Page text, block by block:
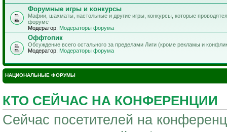
Форумные игры и конкурсы
Мафии, шахматы, настольные и другие игры, конкурсы, которые
форуме
Модератор: Модераторы форума
Оффтопик
Обсуждение всего остального за пределами Лиги (кроме рекламы и
Модератор: Модераторы форума
НАЦИОНАЛЬНЫЕ ФОРУМЫ
КТО СЕЙЧАС НА КОНФЕРЕНЦИИ
Сейчас посетителей на